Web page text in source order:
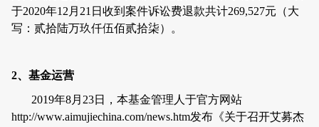
于2020年12 月 21 日收到案件诉讼费退款共计269,527元（大
写：贰拾陆万玖仟伍佰贰拾柒）。
2、基金运营
2019年8月 23日，本基金管理人于官方网站
http://www.aimujiechina.com/news.htm发布《关于召开艾募杰